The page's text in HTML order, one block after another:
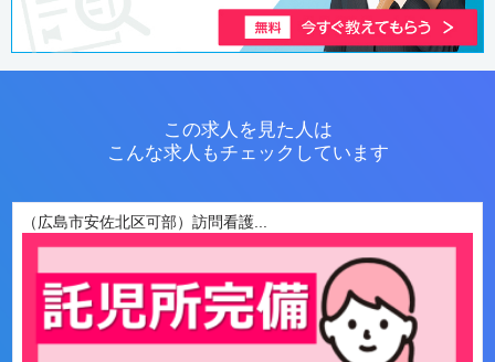
この求人を見た人は
こんな求人もチェックしています
（広島市安佐北区可部）訪問看護...